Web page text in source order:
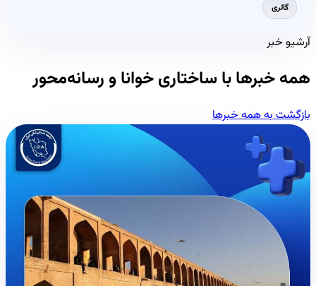
گالری
آرشیو خبر
همه خبرها با ساختاری خوانا و رسانه‌محور
بازگشت به همه خبرها